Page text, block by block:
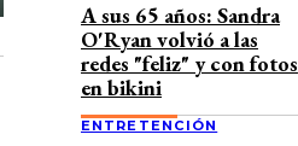
A sus 65 años: Sandra
O'Ryan volvió a las
redes "feliz" y con fotos
en bikini
ENTRETENCIÓN